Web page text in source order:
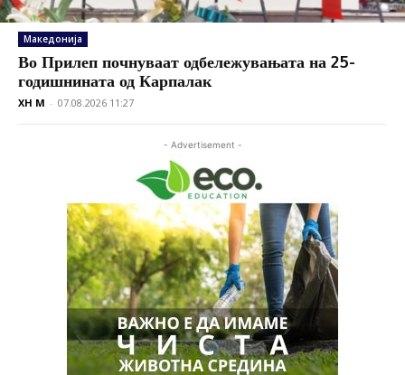
Македонија
Во Прилеп почнуваат одбележувањата на 25-
годишнината од Карпалак
XH M - 07.08.2026 11:27
- Advertisement -